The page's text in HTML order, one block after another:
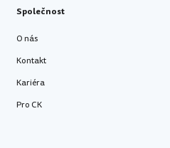
Společnost
O nás
Kontakt
Kariéra
Pro CK